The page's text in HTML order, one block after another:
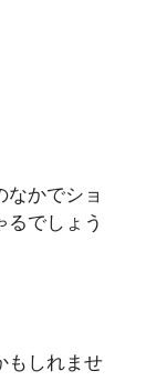
かでショ
るでしょう
もしれませ